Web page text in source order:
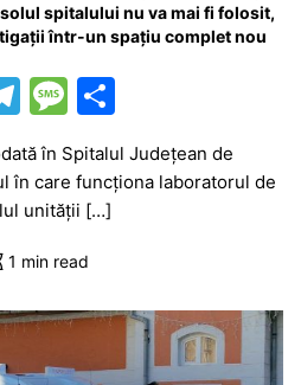
spitalului nu va mai fi folosit,
într-un spațiu complet nou
T
e
gr
a
M
s
s
a
g
e
ta
je
ă
în Spitalul Județean de
în care funcționa laboratorul de
unității […]
1 min read